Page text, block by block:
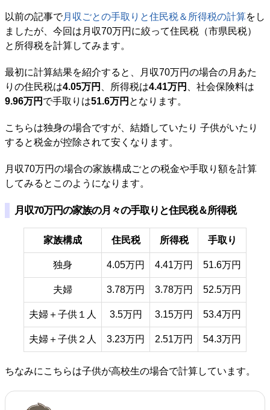
以前の記事で月収ごとの手取りと住民税＆所得税の計算をし
ましたが、今回は月収70万円に絞って住民税（市県民税）
と所得税を計算してみます。
最初に計算結果を紹介すると、月収70万円の場合の月あた
りの住民税は4.05万円 、所得税は4.41万円
、社会保険料は
9.96万円 で手取りは51.6万円 となります。
こちらは独身の場合ですが、結婚していたり 子供がいたり
すると税金が控除されて安くなります。
月収70万円の場合の家族構成ごとの税金や手取り額を計算
してみるとこのようになります。
月収70万円の家族の月々の手取りと住民税＆所得税
家族構成 住民税 所得税 手取り
独身 4.05万円 4.41万円 51.6万円
夫婦 3.78万円 3.78万円 52.5万円
夫婦＋子供１人 3.5万円 3.15万円 53.4万円
夫婦＋子供２人 3.23万円 2.51万円 54.3万円
ちなみにこちらは子供が高校生の場合で計算しています。